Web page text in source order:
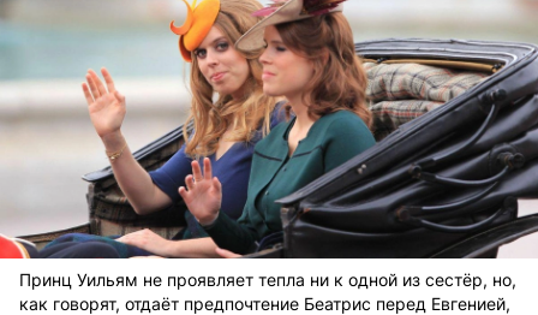
Принц Уильям не проявляет тепла ни к одной из сестёр, но,
как говорят, отдаёт предпочтение Беатрис перед Евгенией,